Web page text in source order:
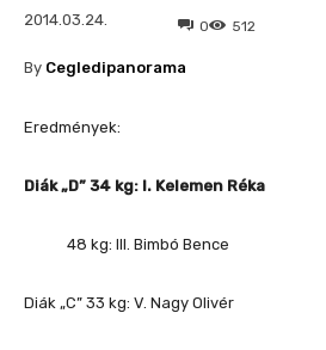
2014.03.24. 512
0
By Cegledipanorama
Eredmények:
Diák „D” 34 kg: I. Kelemen Réka
48 kg: III. Bimbó Bence
Diák „C” 33 kg: V. Nagy Olivér